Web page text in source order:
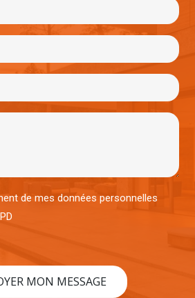
de mes données personnelles
MON MESSAGE